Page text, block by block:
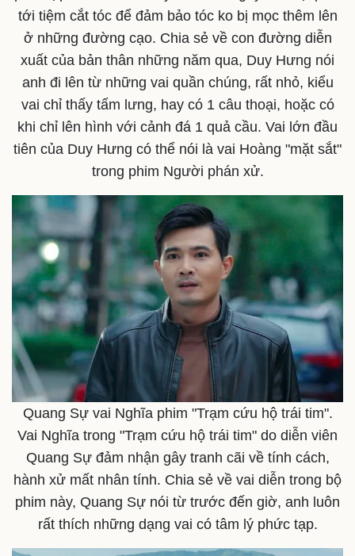
Thể thao
Bóng đá
Lịch thi đấu bóng đá
Thế giới thể thao
eSports
Ô tô - Xe máy
Ô tô
Xe máy
Tư vấn
tới tiệm cắt tóc để đảm bảo tóc ko bị mọc thêm lên
ở những đường cạo. Chia sẻ về con đường diễn
xuất của bản thân những năm qua, Duy Hưng nói
anh đi lên từ những vai quần chúng, rất nhỏ, kiểu
vai chỉ thấy tấm lưng, hay có 1 câu thoại, hoặc có
khi chỉ lên hình với cảnh đá 1 quả cầu. Vai lớn đầu
tiên của Duy Hưng có thể nói là vai Hoàng "mặt sắt"
trong phim Người phán xử.
Quang Sự vai Nghĩa phim "Trạm cứu hộ trái tim".
Vai Nghĩa trong "Trạm cứu hộ trái tim" do diễn viên
Quang Sự đảm nhận gây tranh cãi về tính cách,
hành xử mất nhân tính. Chia sẻ về vai diễn trong bộ
phim này, Quang Sự nói từ trước đến giờ, anh luôn
rất thích những dạng vai có tâm lý phức tạp.